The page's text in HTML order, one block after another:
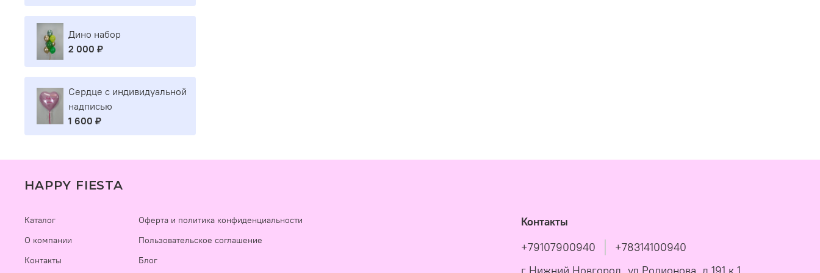
Дино набор
2 000 ₽
Сердце с индивидуальной
надписью
1 600 ₽
HAPPY FIESTA
Каталог
О компании
Контакты
Оферта и политика конфиденциальности
Пользовательское соглашение
Блог
Контакты
+79107900940
+78314100940